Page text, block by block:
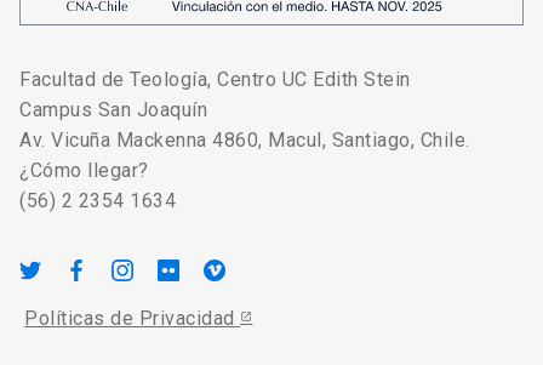
Facultad de Teología, Centro UC Edith Stein
Campus San Joaquín
Av. Vicuña Mackenna 4860, Macul, Santiago, Chile.
¿Cómo llegar?
(56) 2 2354 1634
Políticas de Privacidad